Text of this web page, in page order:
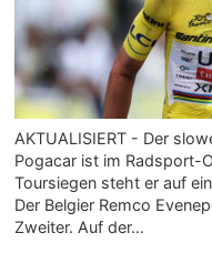
AKTUALISIERT - Der
Pogacar ist im Radsport-
Toursiegen steht er auf
Der Belgier Remco
Zweiter. Auf der…